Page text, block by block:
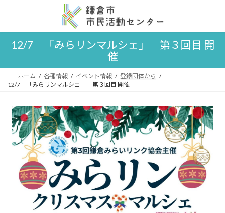
ン
ー
12/7 「みらリンマルシェ」 第３回目 開
催
ホーム 各種情報 イベント情報
登録団体から
12/7 「みらリンマルシェ」 第３回目 開催